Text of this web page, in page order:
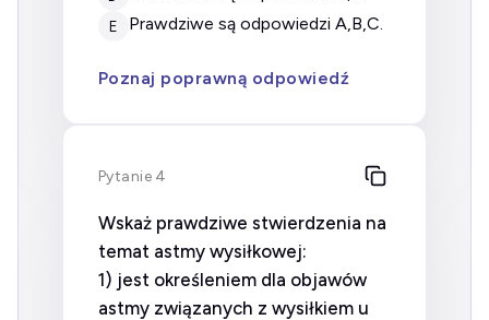
E prawdziwe są odpowiedzi A,B,C.
Poznaj poprawną odpowiedź
Pytanie 4
Wskaż prawdziwe stwierdzenia na
temat astmy wysiłkowej:
1) jest określeniem dla objawów
astmy związanych z wysiłkiem u